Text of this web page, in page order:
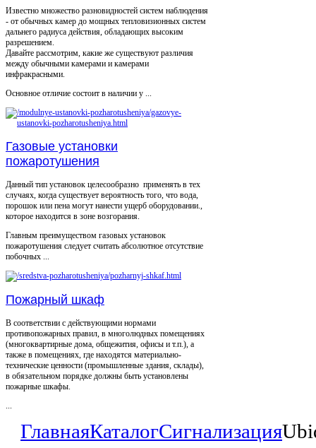
Известно множество разновидностей систем наблюдения
- от обычных камер до мощных тепловизионных систем
дальнего радиуса действия, обладающих высоким
разрешением.
Давайте рассмотрим, какие же существуют различия
между обычными камерами и камерами
инфракрасными.
Основное отличие состоит в наличии у ...
Газовые установки
пожаротушения
Данный тип установок целесообразно применять в тех
случаях, когда существует вероятность того, что вода,
порошок или пена могут нанести ущерб оборудовании.,
которое находится в зоне возгорания.
Главным преимуществом газовых установок
пожаротушения следует считать абсолютное отсутствие
побочных ...
Пожарный шкаф
В соответствии с действующими нормами
противопожарных правил, в многолюдных помещениях
(многоквартирные дома, общежития, офисы и т.п.), а
также в помещениях, где находятся материально-
технические ценности (промышленные здания, склады),
в обязательном порядке должны быть установлены
пожарные шкафы.
ГлавнаяКаталогСигнализация